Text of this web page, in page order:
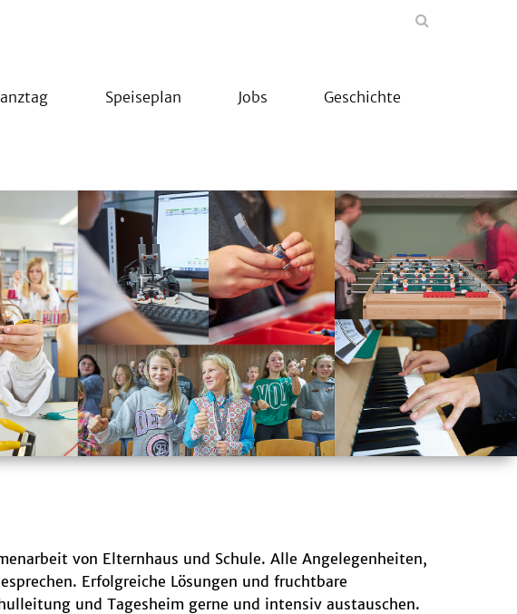
Speiseplan Jobs Geschichte
von Elternhaus und Schule. Alle Angelegenheiten,
Erfolgreiche Lösungen und fruchtbare
und Tagesheim gerne und intensiv austauschen.